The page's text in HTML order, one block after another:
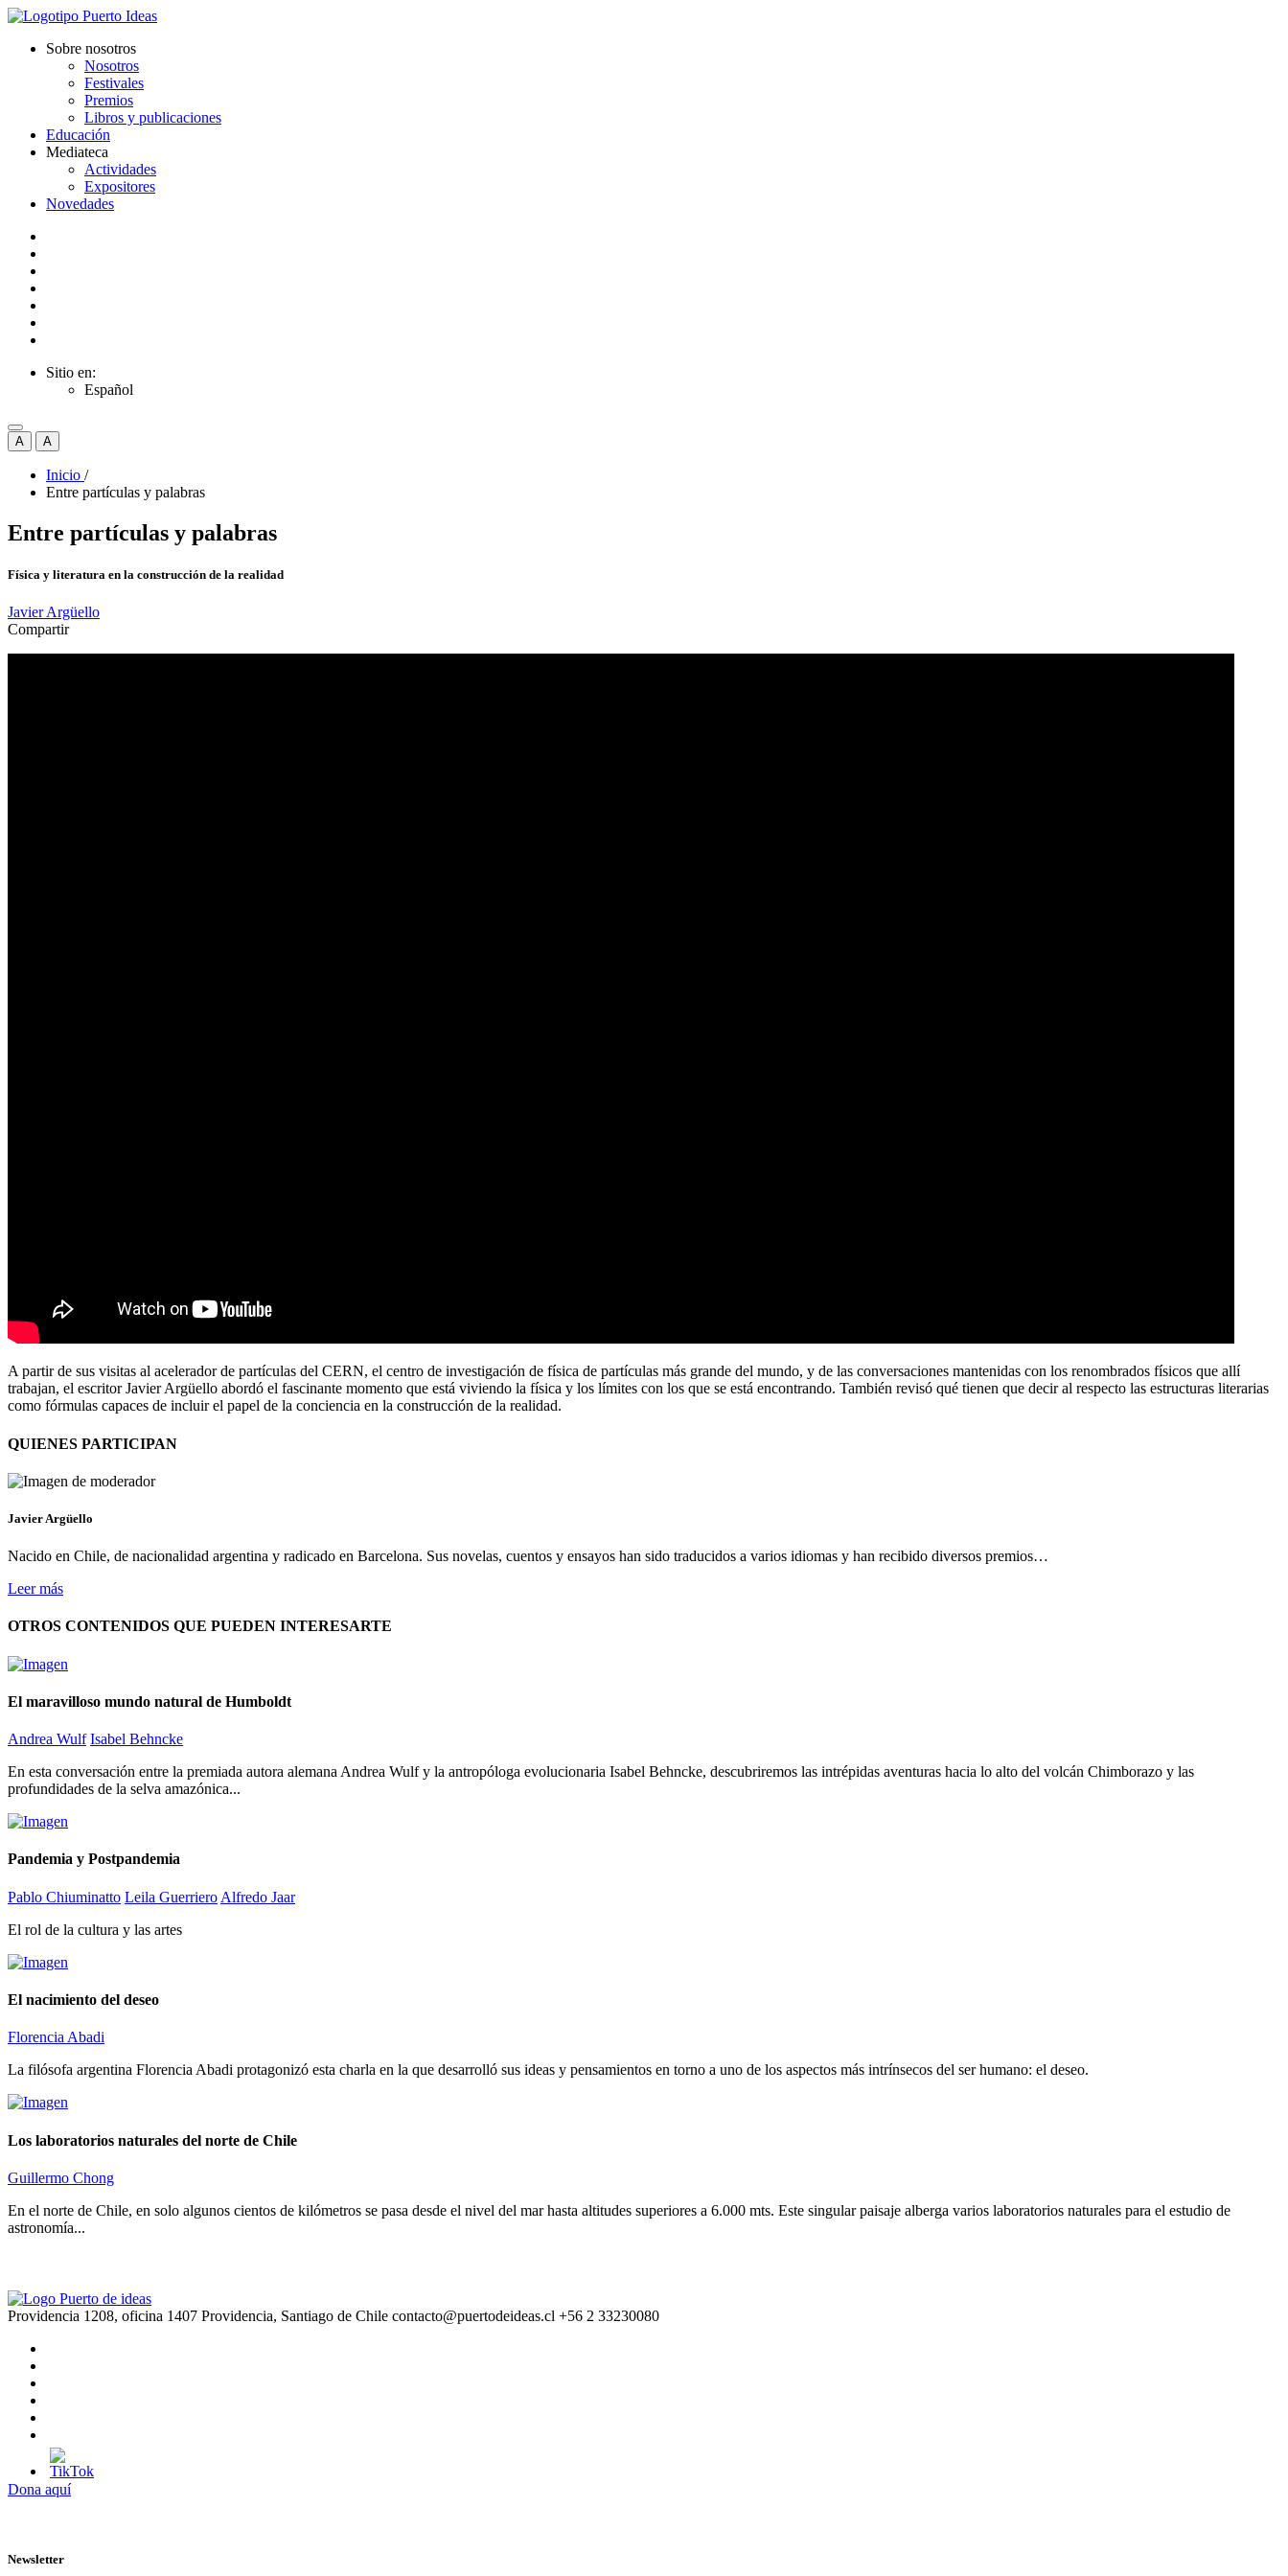
Sobre nosotros
Nosotros
Festivales
Premios
Libros y publicaciones
Educación
Mediateca
Actividades
Expositores
Novedades
Sitio en:
Español
A A
Inicio /
Entre partículas y palabras
Entre partículas y palabras
Física y literatura en la construcción de la realidad
Javier Argüello
Compartir
A partir de sus visitas al acelerador de partículas del CERN, el centro de investigación de física de partículas más grande del mundo, y de las conversaciones mantenidas con los renombrados físicos que allí
trabajan, el escritor Javier Argüello abordó el fascinante momento que está viviendo la física y los límites con los que se está encontrando. También revisó qué tienen que decir al respecto las estructuras literarias
como fórmulas capaces de incluir el papel de la conciencia en la construcción de la realidad.
QUIENES PARTICIPAN
Javier Argüello
Nacido en Chile, de nacionalidad argentina y radicado en Barcelona. Sus novelas, cuentos y ensayos han sido traducidos a varios idiomas y han recibido diversos premios…
Leer más
OTROS CONTENIDOS QUE PUEDEN INTERESARTE
El maravilloso mundo natural de Humboldt
Andrea Wulf Isabel Behncke
En esta conversación entre la premiada autora alemana Andrea Wulf y la antropóloga evolucionaria Isabel Behncke, descubriremos las intrépidas aventuras hacia lo alto del volcán Chimborazo y las
profundidades de la selva amazónica...
Pandemia y Postpandemia
Pablo Chiuminatto Leila Guerriero Alfredo Jaar
El rol de la cultura y las artes
El nacimiento del deseo
Florencia Abadi
La filósofa argentina Florencia Abadi protagonizó esta charla en la que desarrolló sus ideas y pensamientos en torno a uno de los aspectos más intrínsecos del ser humano: el deseo.
Los laboratorios naturales del norte de Chile
Guillermo Chong
En el norte de Chile, en solo algunos cientos de kilómetros se pasa desde el nivel del mar hasta altitudes superiores a 6.000 mts. Este singular paisaje alberga varios laboratorios naturales para el estudio de
astronomía...
Providencia 1208, oficina 1407 Providencia, Santiago de Chile contacto@puertodeideas.cl +56 2 33230080
Dona aquí
Newsletter